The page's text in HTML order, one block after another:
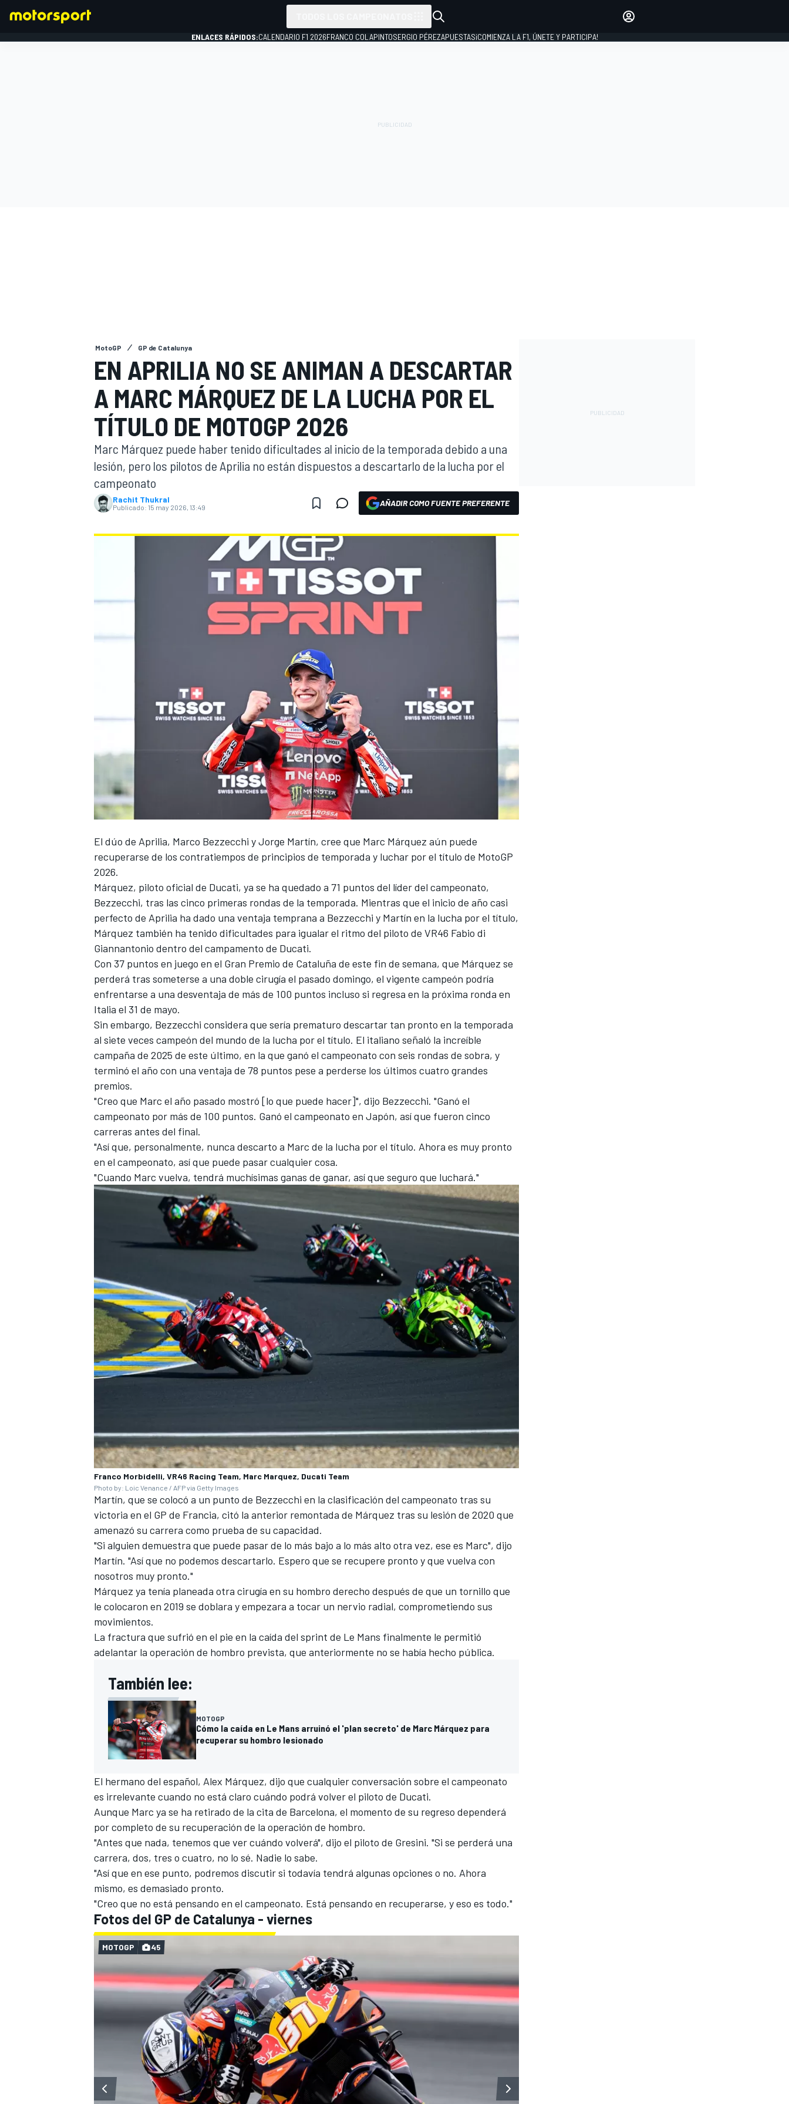
MOTOGP
NASCAR CUP
FÓRMULA E
WRC
MÁS CATEGORÍAS
INICIAR SESIÓN
ENLACES RÁPIDOS:CALENDARIO F1 2026FRANCO COLAPINTOSERGIO PÉREZAPUESTAS¡COMIENZA LA F1, ÚNETE Y PARTICIPA!
MotoGP GP de Catalunya
EN APRILIA NO SE ANIMAN A DESCARTAR
A MARC MÁRQUEZ DE LA LUCHA POR EL
TÍTULO DE MOTOGP 2026
Marc Márquez puede haber tenido dificultades al inicio de la temporada debido a una
lesión, pero los pilotos de Aprilia no están dispuestos a descartarlo de la lucha por el
campeonato
Rachit Thukral
Publicado: 15 may 2026, 13:49 AÑADIR COMO FUENTE PREFERENTE
El dúo de Aprilia, Marco Bezzecchi yJorge Martín, cree que Marc Márquez aún puede
recuperarse de los contratiempos de principios de temporada y luchar por el título de MotoGP
2026.
Márquez, piloto oficial de Ducati, ya se ha quedado a 71 puntos del líder del campeonato,
Bezzecchi, tras las cinco primeras rondas de la temporada. Mientras que el inicio de año casi
perfecto de Aprilia ha dado una ventaja temprana a Bezzecchi y Martín en la lucha por el título,
Márquez también ha tenido dificultades para igualar el ritmo del piloto de VR46 Fabio di
Giannantonio dentro del campamento de Ducati.
Con 37 puntos en juego en el Gran Premio de Cataluña de este fin de semana, que Márquez se
perderá tras someterse a una doble cirugía el pasado domingo, el vigente campeón podría
enfrentarse a una desventaja de más de 100 puntos incluso si regresa en la próxima ronda en
Italia el 31 de mayo.
Sin embargo, Bezzecchi considera que sería prematuro descartar tan pronto en la temporada
al siete veces campeón del mundo de la lucha por el título. El italiano señaló la increíble
campaña de 2025 de este último, en la que ganó el campeonato con seis rondas de sobra, y
terminó el año con una ventaja de 78 puntos pese a perderse los últimos cuatro grandes
premios.
"Creo que Marc el año pasado mostró [lo que puede hacer]", dijo Bezzecchi. "Ganó el
campeonato por más de 100 puntos. Ganó el campeonato en Japón, así que fueron cinco
carreras antes del final.
"Así que, personalmente, nunca descarto a Marc de la lucha por el título. Ahora es muy pronto
en el campeonato, así que puede pasar cualquier cosa.
"Cuando Marc vuelva, tendrá muchísimas ganas de ganar, así que seguro que luchará."
Franco Morbidelli, VR46 Racing Team, Marc Marquez, Ducati Team
Photo by: Loic Venance / AFP via Getty Images
Martín, que se colocó a un punto de Bezzecchi en la clasificación del campeonato tras su
victoria en el GP de Francia, citó la anterior remontada de Márquez tras su lesión de 2020 que
amenazó su carrera como prueba de su capacidad.
"Si alguien demuestra que puede pasar de lo más bajo a lo más alto otra vez, ese es Marc", dijo
Martín. "Así que no podemos descartarlo. Espero que se recupere pronto y que vuelva con
nosotros muy pronto."
Márquez ya tenía planeada otra cirugía en su hombro derecho después de que un tornillo que
le colocaron en 2019 se doblara y empezara a tocar un nervio radial, comprometiendo sus
movimientos.
La fractura que sufrió en el pie en la caída del sprint de Le Mans finalmente le permitió
adelantar la operación de hombro prevista, que anteriormente no se había hecho pública.
También lee:
MOTOGP
Cómo la caída en Le Mans arruinó el 'plan secreto' de Marc Márquez para
recuperar su hombro lesionado
El hermano del español, Alex Márquez, dijo que cualquier conversación sobre el campeonato
es irrelevante cuando no está claro cuándo podrá volver el piloto de Ducati.
Aunque Marc ya se ha retirado de la cita de Barcelona, el momento de su regreso dependerá
por completo de su recuperación de la operación de hombro.
"Antes que nada, tenemos que ver cuándo volverá", dijo el piloto de Gresini. "Si se perderá una
carrera, dos, tres o cuatro, no lo sé. Nadie lo sabe.
"Así que en ese punto, podremos discutir si todavía tendrá algunas opciones o no. Ahora
mismo, es demasiado pronto.
"Creo que no está pensando en el campeonato. Está pensando en recuperarse, y eso es todo."
Fotos del GP de Catalunya - viernes
MOTOGP 45